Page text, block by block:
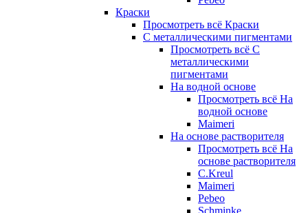
Краски
Просмотреть всё Краски
С металлическими пигментами
Просмотреть всё С
металлическими
пигментами
На водной основе
Просмотреть всё На
водной основе
Maimeri
На основе растворителя
Просмотреть всё На
основе растворителя
C.Kreul
Maimeri
Pebeo
Schminke